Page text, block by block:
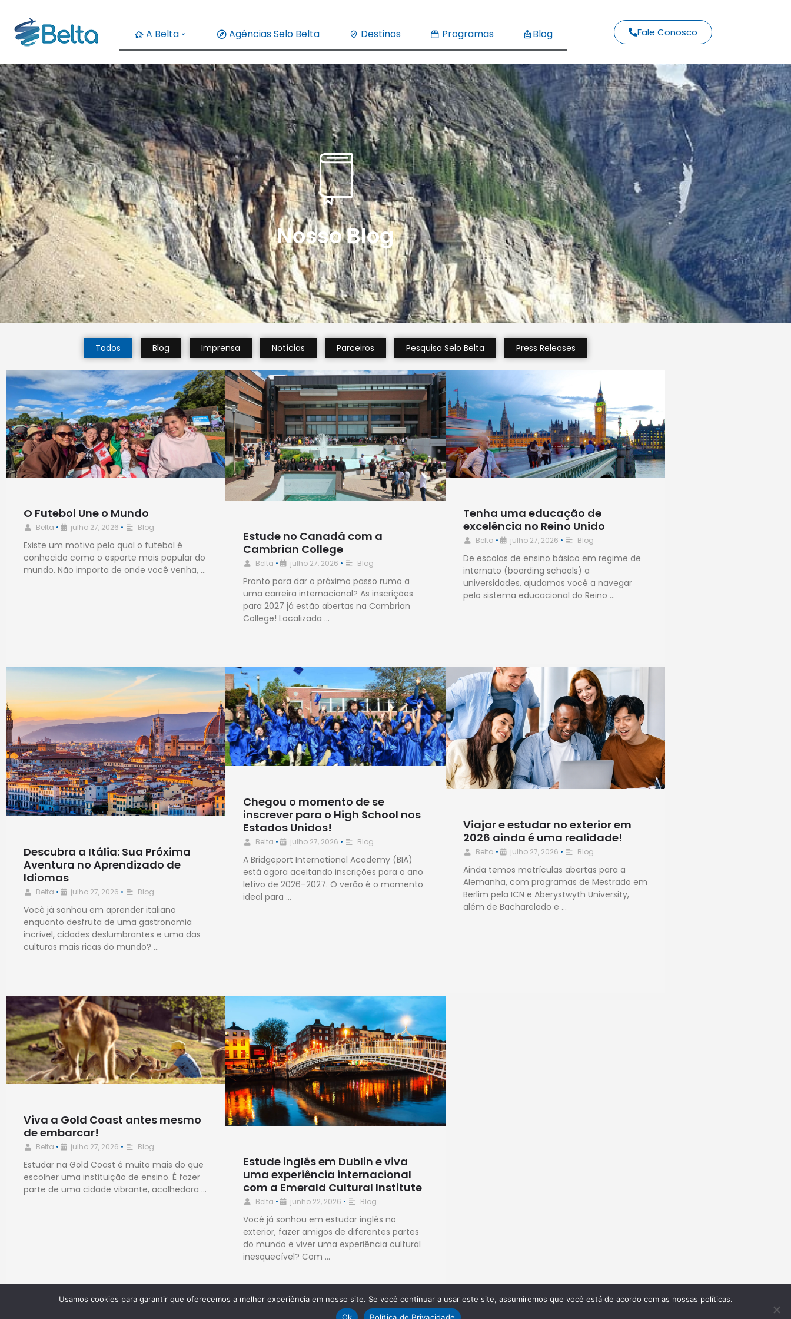
A Belta Agências Selo Belta Destinos Programas Blog Fale Conosco
Nosso Blog
Todos Blog Imprensa Notícias Parceiros Pesquisa Selo Belta Press Releases
O Futebol Une o Mundo
Belta • julho 27, 2026 • Blog
Existe um motivo pelo qual o futebol é
conhecido como o esporte mais popular do
mundo. Não importa de onde você venha, …
Estude no Canadá com a
Cambrian College
Belta • julho 27, 2026 • Blog
Pronto para dar o próximo passo rumo a
uma carreira internacional? As inscrições
para 2027 já estão abertas na Cambrian
College! Localizada …
Tenha uma educação de
excelência no Reino Unido
Belta • julho 27, 2026 • Blog
De escolas de ensino básico em regime de
internato (boarding schools) a
universidades, ajudamos você a navegar
pelo sistema educacional do Reino …
Descubra a Itália: Sua Próxima
Aventura no Aprendizado de
Idiomas
Belta • julho 27, 2026 • Blog
Você já sonhou em aprender italiano
enquanto desfruta de uma gastronomia
incrível, cidades deslumbrantes e uma das
culturas mais ricas do mundo? …
Chegou o momento de se
inscrever para o High School nos
Estados Unidos!
Belta • julho 27, 2026 • Blog
A Bridgeport International Academy (BIA)
está agora aceitando inscrições para o ano
letivo de 2026–2027. O verão é o momento
ideal para …
Viajar e estudar no exterior em
2026 ainda é uma realidade!
Belta • julho 27, 2026 • Blog
Ainda temos matrículas abertas para a
Alemanha, com programas de Mestrado em
Berlim pela ICN e Aberystwyth University,
além de Bacharelado e …
Viva a Gold Coast antes mesmo
de embarcar!
Belta • julho 27, 2026 • Blog
Estudar na Gold Coast é muito mais do que
escolher uma instituição de ensino. É fazer
parte de uma cidade vibrante, acolhedora …
Estude inglês em Dublin e viva
uma experiência internacional
com a Emerald Cultural Institute
Belta • junho 22, 2026 • Blog
Você já sonhou em estudar inglês no
exterior, fazer amigos de diferentes partes
do mundo e viver uma experiência cultural
inesquecível? Com …
Usamos cookies para garantir que oferecemos a melhor experiência em nosso site. Se você continuar a usar este site, assumiremos que você está de acordo com as nossas políticas.
Ok
Política de Privacidade